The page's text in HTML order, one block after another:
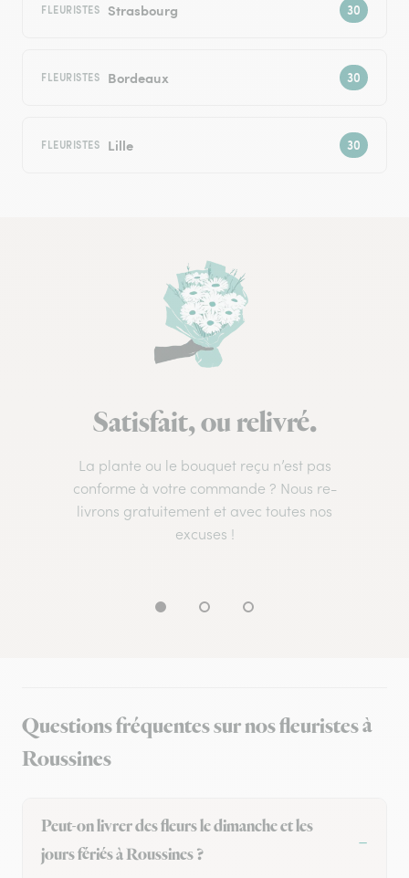
FLEURISTES Strasbourg
FLEURISTES Bordeaux
FLEURISTES Lille
Satisfait, ou relivré.
La plante ou le bouquet reçu n’est pas
conforme à votre commande ? Nous re-
livrons gratuitement et avec toutes nos
excuses !
Questions fréquentes sur nos fleuristes à
Roussines
Peut-on livrer des fleurs le dimanche et les
jours fériés à Roussines ?